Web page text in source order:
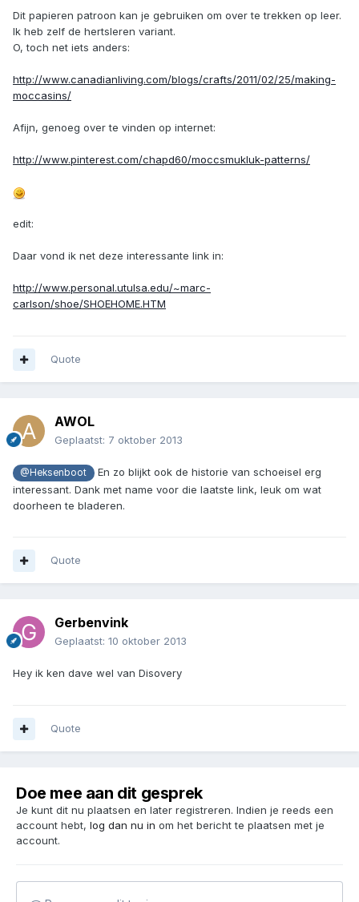
Dit papieren patroon kan je gebruiken om over te trekken op leer.
Ik heb zelf de hertsleren variant.
O, toch net iets anders:
http://www.canadianliving.com/blogs/crafts/2011/02/25/making-
moccasins/
Afijn, genoeg over te vinden op internet:
http://www.pinterest.com/chapd60/moccsmukluk-patterns/
edit:
Daar vond ik net deze interessante link in:
http://www.personal.utulsa.edu/~marc-
carlson/shoe/SHOEHOME.HTM
Quote
AWOL
Geplaatst: 7 oktober 2013
@Heksenboot
En zo blijkt ook de historie van schoeisel erg
interessant. Dank met name voor die laatste link, leuk om wat
doorheen te bladeren.
Quote
Gerbenvink
Geplaatst: 10 oktober 2013
Hey ik ken dave wel van Disovery
Quote
Doe mee aan dit gesprek
Je kunt dit nu plaatsen en later registreren. Indien je reeds een
account hebt, log dan nu in om het bericht te plaatsen met je
account.